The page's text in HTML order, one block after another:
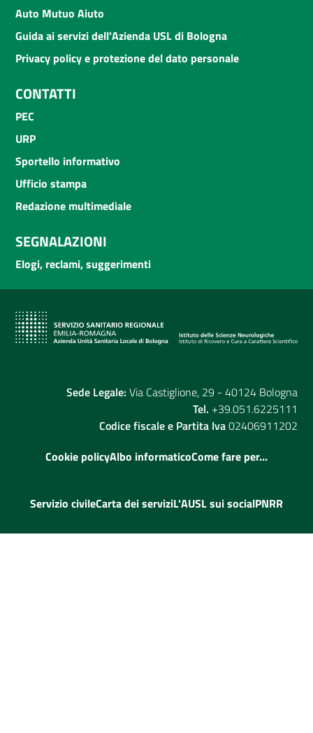
Auto Mutuo Aiuto
Guida ai servizi dell'Azienda USL di Bologna
Privacy policy e protezione del dato personale
CONTATTI
PEC
URP
Sportello informativo
Ufficio stampa
Redazione multimediale
SEGNALAZIONI
Elogi, reclami, suggerimenti
Sede Legale: Via Castiglione, 29 - 40124 Bologna
Tel. +39.051.6225111
Codice fiscale e Partita Iva02406911202
Cookie policyAlbo informaticoCome fare per...
Servizio civileCarta dei serviziL'AUSL sui socialPNRR